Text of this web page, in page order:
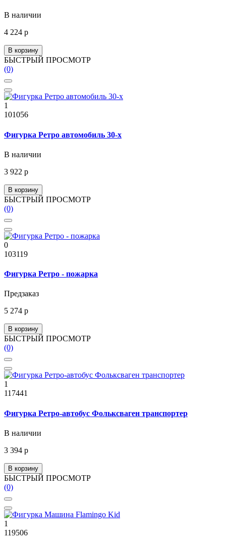
В наличии
4 224 р
В корзину
БЫСТРЫЙ ПРОСМОТР
(0)
1
101056
Фигурка Ретро автомобиль 30-х
В наличии
3 922 р
В корзину
БЫСТРЫЙ ПРОСМОТР
(0)
0
103119
Фигурка Ретро - пожарка
Предзаказ
5 274 р
В корзину
БЫСТРЫЙ ПРОСМОТР
(0)
1
117441
Фигурка Ретро-автобус Фольксваген транспортер
В наличии
3 394 р
В корзину
БЫСТРЫЙ ПРОСМОТР
(0)
1
119506